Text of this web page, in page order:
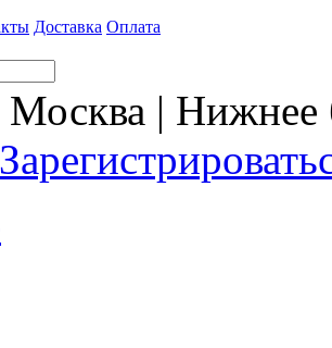
Доставка Оплата
Москва |